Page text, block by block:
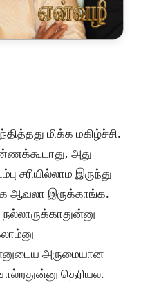
மிக்க மகிழ்ச்சி.
அது
சரியில்லாம இருந்து
ஆவலா இருக்காங்க.
அருமையான
தெரியல.